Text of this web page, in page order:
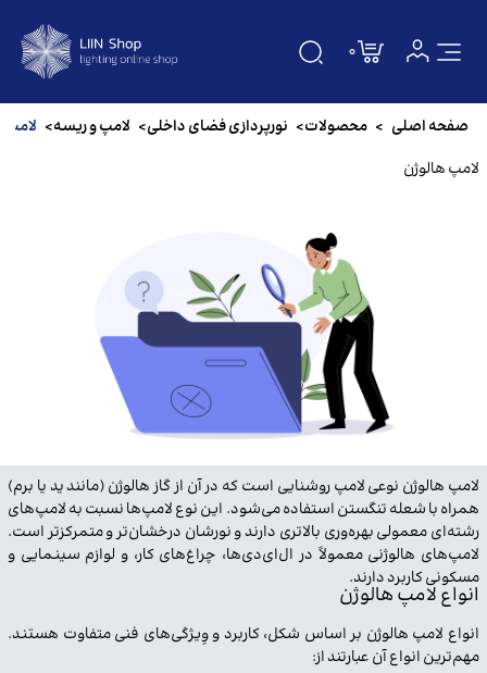
صفحه اصلی
دسته بندی
سوالات متداول
ما را در شبکه های اجتماعی دنبال کنید
0
صفحه اصلی > محصولات> نورپردازی فضای داخلی> لامپ و ریسه> لامپ
لامپ هالوژن
لامپ هالوژن نوعی لامپ روشنایی است که در آن از گاز هالوژن (مانند ید یا برم)
همراه با شعله تنگستن استفاده می‌شود. این نوع لامپ‌ها نسبت به لامپ‌های
رشته‌ای معمولی بهره‌وری بالاتری دارند و نورشان درخشان‌تر و متمرکزتر است.
لامپ‌های هالوژنی معمولاً در ال‌ای‌دی‌ها، چراغ‌های کار، و لوازم سینمایی و
مسکونی کاربرد دارند.
انواع لامپ هالوژن
انواع لامپ هالوژن بر اساس شکل، کاربرد و وِیژگی‌های فنی متفاوت هستند.
مهم‌ترین انواع آن عبارتند از: